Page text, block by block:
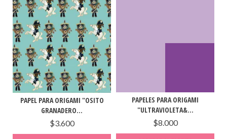
PAPEL PARA ORIGAMI "OSITO
GRANADERO...
$3.600
PAPELES PARA ORIGAMI
"ULTRAVIOLETA&...
$8.000